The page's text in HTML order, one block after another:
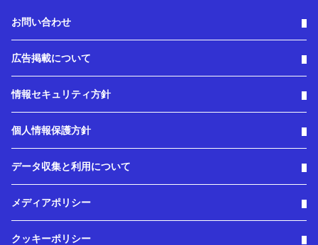
お問い合わせ
広告掲載について
情報セキュリティ方針
個人情報保護方針
データ収集と利用について
メディアポリシー
クッキーポリシー